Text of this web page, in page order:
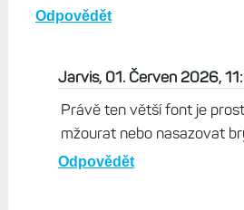
Odpovědět
Jarvis, 01. Červen 2026,
Právě ten větší font je
mžourat nebo nasazovat
Odpovědět